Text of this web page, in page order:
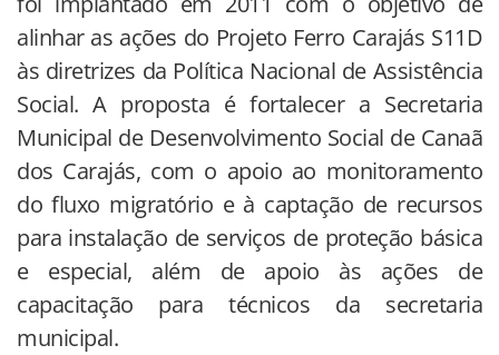
alinhar as ações do Projeto Ferro Carajás S11D
às diretrizes da Política Nacional de Assistência
Social. A proposta é fortalecer a Secretaria
Municipal de Desenvolvimento Social de Canaã
dos Carajás, com o apoio ao monitoramento
do fluxo migratório e à captação de recursos
para instalação de serviços de proteção básica
e especial, além de apoio às ações de
capacitação para técnicos da secretaria
municipal.